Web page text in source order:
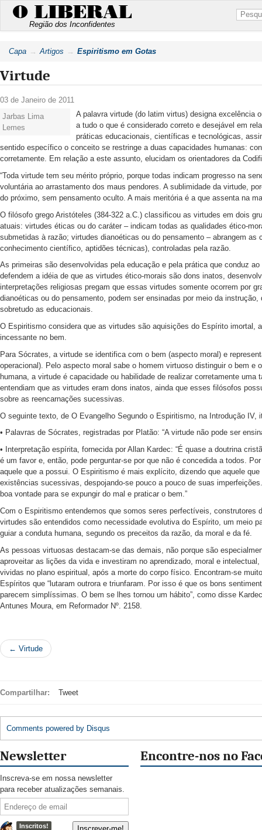
O LIBERAL
Região dos Inconfidentes
Capa Artigos Espiritismo em Gotas
Virtude
03 de Janeiro de 2011
Jarbas Lima
Lemes
A palavra virtude (do latim virtus) designa excelência
a tudo o que é considerado correto e desejável em
práticas educacionais, científicas e tecnológicas,
sentido específico o conceito se restringe a duas capacidades humanas:
corretamente. Em relação a este assunto, elucidam os orientadores da
“Toda virtude tem seu mérito próprio, porque todas indicam progresso na
voluntária ao arrastamento dos maus pendores. A sublimidade da virtude,
do próximo, sem pensamento oculto. A mais meritória é a que assenta na
O filósofo grego Aristóteles (384-322 a.C.) classificou as virtudes em dois
atuais: virtudes éticas ou do caráter – indicam todas as qualidades ético-
submetidas à razão; virtudes dianoéticas ou do pensamento – abrangem
conhecimento científico, aptidões técnicas), controladas pela razão.
As primeiras são desenvolvidas pela educação e pela prática que conduz
defendem a idéia de que as virtudes ético-morais são dons inatos,
interpretações religiosas pregam que essas virtudes somente ocorrem por
dianoéticas ou do pensamento, podem ser ensinadas por meio da
sobretudo as educacionais.
O Espiritismo considera que as virtudes são aquisições do Espírito imortal,
incessante no bem.
Para Sócrates, a virtude se identifica com o bem (aspecto moral) e
operacional). Pelo aspecto moral sabe o homem virtuoso distinguir o bem e
humana, a virtude é capacidade ou habilidade de realizar corretamente
entendiam que as virtudes eram dons inatos, ainda que esses filósofos
sobre as reencarnações sucessivas.
O seguinte texto, de O Evangelho Segundo o Espiritismo, na Introdução IV,
• Palavras de Sócrates, registradas por Platão: “A virtude não pode ser
• Interpretação espírita, fornecida por Allan Kardec: “É quase a doutrina
é um favor e, então, pode perguntar-se por que não é concedida a todos.
aquele que a possui. O Espiritismo é mais explícito, dizendo que aquele
existências sucessivas, despojando-se pouco a pouco de suas
boa vontade para se expungir do mal e praticar o bem.”
Com o Espiritismo entendemos que somos seres perfectíveis, construtores
virtudes são entendidos como necessidade evolutiva do Espírito, um meio
guiar a conduta humana, segundo os preceitos da razão, da moral e da fé.
As pessoas virtuosas destacam-se das demais, não porque são
aproveitar as lições da vida e investiram no aprendizado, moral e
vividas no plano espiritual, após a morte do corpo físico. Encontram-se
Espíritos que “lutaram outrora e triunfaram. Por isso é que os bons
parecem simplíssimas. O bem se lhes tornou um hábito”, como disse
Antunes Moura, em Reformador Nº. 2158.
← Virtude
Compartilhar: Tweet
Comments powered by Disqus
Newsletter
Inscreva-se em nossa newsletter
para receber atualizações semanais.
Inscritos!
Encontre-nos no